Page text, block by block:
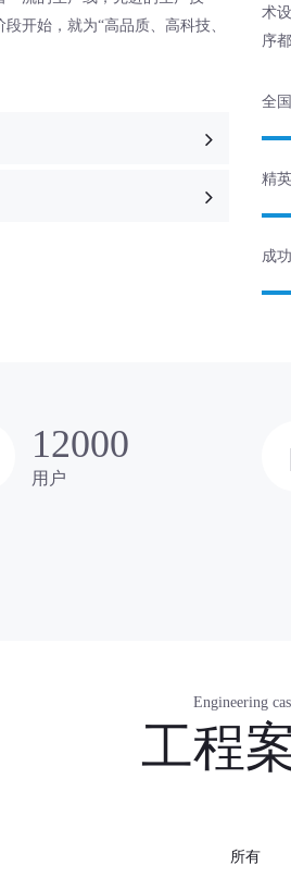
开始，就为“高品质、高科技、
术
序
全
精
成
12000
用户
Engineering
工程
所有